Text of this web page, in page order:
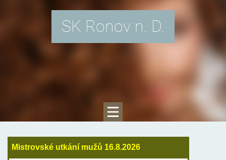
SK Ronov n. D.
Mistrovské utkání mužů 16.8.2026